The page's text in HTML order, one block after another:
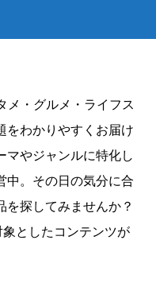
メ・グルメ・ライフス
をわかりやすくお届け
マやジャンルに特化し
中。その日の気分に合
探してみませんか？
としたコンテンツが